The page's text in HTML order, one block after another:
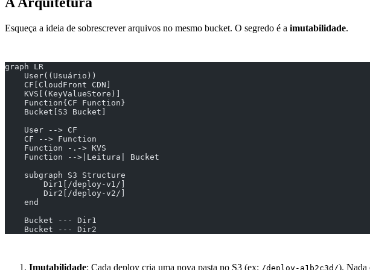
Esqueça a ideia de sobrescrever arquivos no mesmo bucket. O segredo é a imutabilidade.
graph LR
    User((Usuário))
    CF[CloudFront CDN]
    KVS[(KeyValueStore)]
    Function{CF Function}
    Bucket[S3 Bucket]
    User --> CF
    CF --> Function
    Function -.-> KVS
    Function -->|Leitura| Bucket
    subgraph S3 Structure
        Dir1[/deploy-v1/]
        Dir2[/deploy-v2/]
    end
    Bucket --- Dir1
    Bucket --- Dir2
Imutabilidade: Cada deploy cria uma nova pasta no S3 (ex: /deploy-a1b2c3d/). Nada